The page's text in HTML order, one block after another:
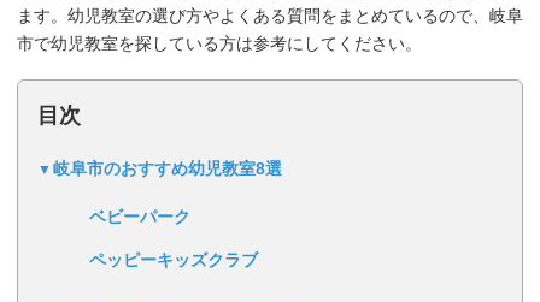
ます。幼児教室の選び方やよくある質問をまとめているので、岐阜
市で幼児教室を探している方は参考にしてください。
目次
岐阜市のおすすめ幼児教室8選
ベビーパーク
ペッピーキッズクラブ